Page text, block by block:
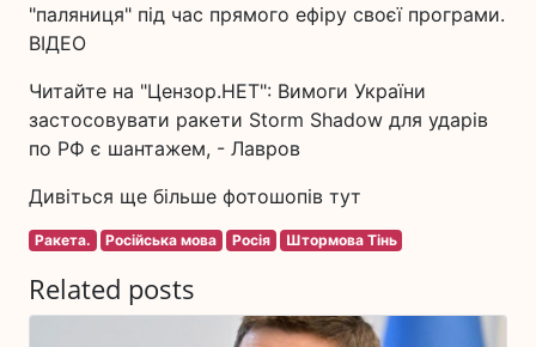
"паляниця" під час прямого ефіру своєї програми.
ВIДЕО
Читайте на "Цензор.НЕТ": Вимоги України
застосовувати ракети Storm Shadow для ударів
по РФ є шантажем, - Лавров
Дивіться ще більше фотошопів тут
Ракета. Російська мова Росія Штормова Тінь
Related posts